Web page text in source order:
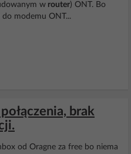
w router) ONT. Bo
do modemu ONT...
brak
od Oragne za free bo niema